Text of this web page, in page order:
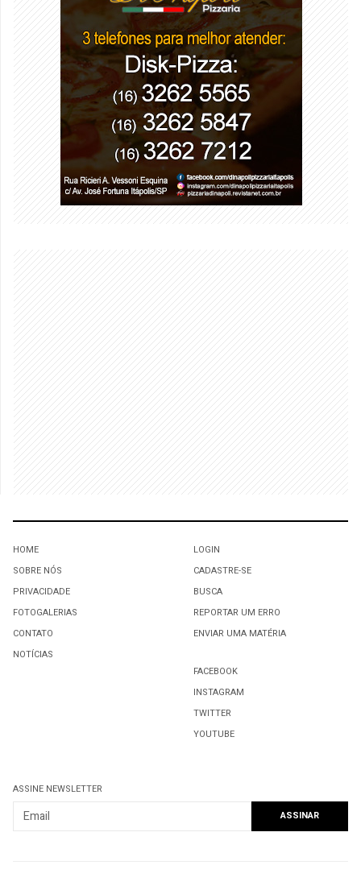
HOME
SOBRE NÓS
PRIVACIDADE
FOTOGALERIAS
CONTATO
NOTÍCIAS
LOGIN
CADASTRE-SE
BUSCA
REPORTAR UM ERRO
ENVIAR UMA MATÉRIA
FACEBOOK
INSTAGRAM
TWITTER
YOUTUBE
ASSINE NEWSLETTER